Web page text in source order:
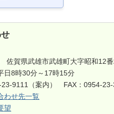
佐賀県武雄市武雄町大字昭和12
日8時30分～17時15分
9111（案内） FAX：0954-23-
わせ先一覧
望